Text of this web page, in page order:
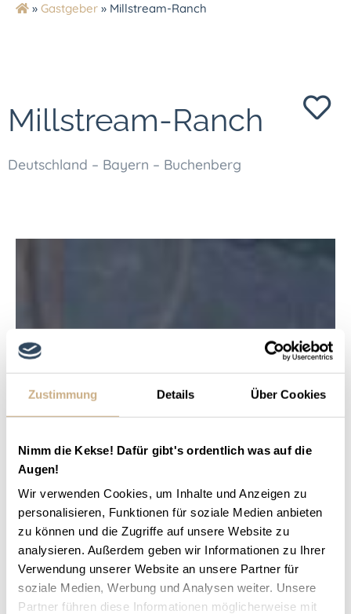
Zustimmung Details Über Cookies
Nimm die Kekse! Dafür gibt's ordentlich was auf die
Augen!
Wir verwenden Cookies, um Inhalte und Anzeigen zu
personalisieren, Funktionen für soziale Medien anbieten
zu können und die Zugriffe auf unsere Website zu
analysieren. Außerdem geben wir Informationen zu Ihrer
Verwendung unserer Website an unsere Partner für
soziale Medien, Werbung und Analysen weiter. Unsere
Partner führen diese Informationen möglicherweise mit
» Gastgeber » Millstream-Ranch
Millstream-Ranch
Deutschland – Bayern – Buchenberg